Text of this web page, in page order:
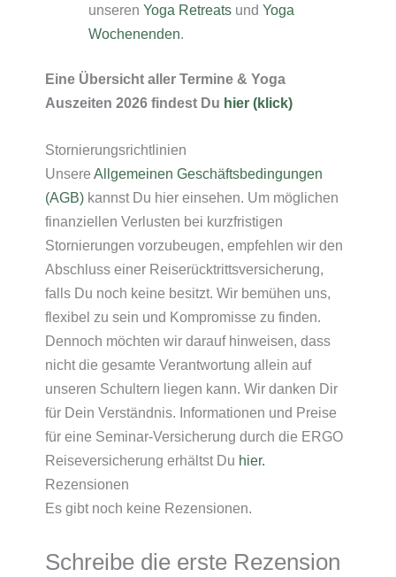
unserenYoga Retreats undYoga
Wochenenden
Eine Übersicht aller Termine & Yoga
Auszeiten 2026 findest Du hier (klick)
Stornierungsrichtlinien
Unsere Allgemeinen Geschäftsbedingungen
(AGB) kannst Du hier einsehen. Um möglichen
finanziellen Verlusten bei kurzfristigen
Stornierungen vorzubeugen, empfehlen wir den
Abschluss einer Reiserücktrittsversicherung,
falls Du noch keine besitzt. Wir bemühen uns,
flexibel zu sein und Kompromisse zu finden.
Dennoch möchten wir darauf hinweisen, dass
nicht die gesamte Verantwortung allein auf
unseren Schultern liegen kann. Wir danken Dir
für Dein Verständnis. Informationen und Preise
für eine Seminar-Versicherung durch die ERGO
Reiseversicherung erhältst Du hier.
Rezensionen
Es gibt noch keine Rezensionen.
Schreibe die erste Rezension